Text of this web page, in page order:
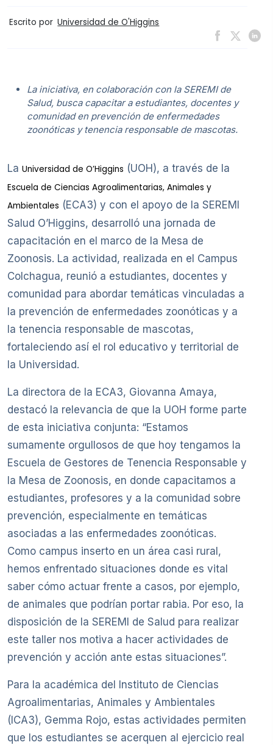
Escrito por Universidad de O'Higgins
La iniciativa, en colaboración con la SEREMI de
Salud, busca capacitar a estudiantes, docentes y
comunidad en prevención de enfermedades
zoonóticas y tenencia responsable de mascotas.
La Universidad de O’Higgins (UOH), a través de la
Escuela de Ciencias Agroalimentarias, Animales y
Ambientales (ECA3) y con el apoyo de la SEREMI
Salud O’Higgins, desarrolló una jornada de
capacitación en el marco de la Mesa de
Zoonosis. La actividad, realizada en el Campus
Colchagua, reunió a estudiantes, docentes y
comunidad para abordar temáticas vinculadas a
la prevención de enfermedades zoonóticas y a
la tenencia responsable de mascotas,
fortaleciendo así el rol educativo y territorial de
la Universidad.
La directora de la ECA3, Giovanna Amaya,
destacó la relevancia de que la UOH forme parte
de esta iniciativa conjunta: “Estamos
sumamente orgullosos de que hoy tengamos la
Escuela de Gestores de Tenencia Responsable y
la Mesa de Zoonosis, en donde capacitamos a
estudiantes, profesores y a la comunidad sobre
prevención, especialmente en temáticas
asociadas a las enfermedades zoonóticas.
Como campus inserto en un área casi rural,
hemos enfrentado situaciones donde es vital
saber cómo actuar frente a casos, por ejemplo,
de animales que podrían portar rabia. Por eso, la
disposición de la SEREMI de Salud para realizar
este taller nos motiva a hacer actividades de
prevención y acción ante estas situaciones”.
Para la académica del Instituto de Ciencias
Agroalimentarias, Animales y Ambientales
(ICA3), Gemma Rojo, estas actividades permiten
que los estudiantes se acerquen al ejercicio real